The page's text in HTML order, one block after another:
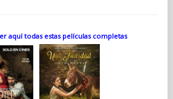
aquí todas estas películas completas